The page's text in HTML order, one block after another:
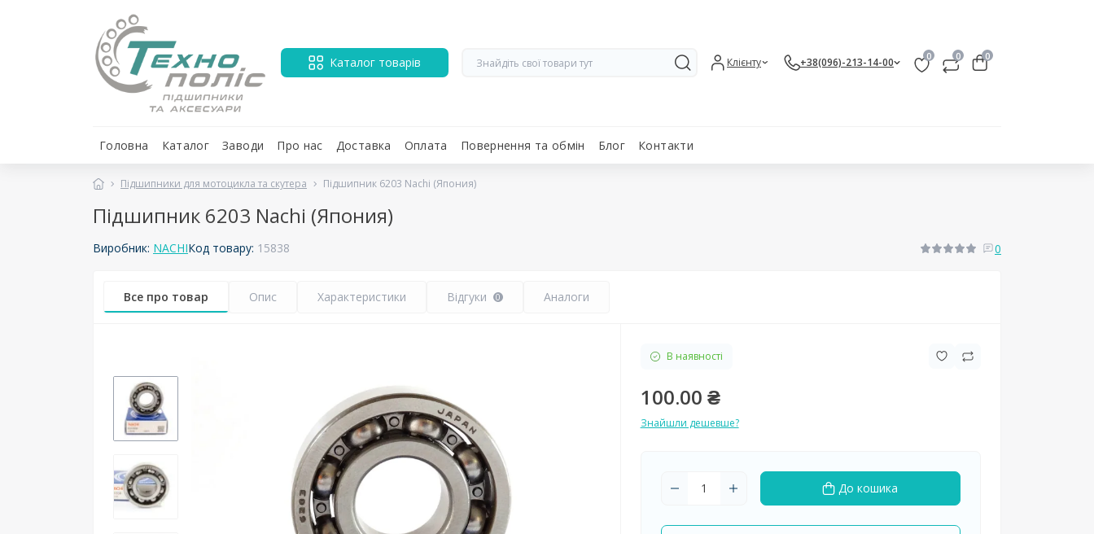
Каталог товарів Клієнту +38(096)-213-14-00 0 0 0
Головна Каталог Заводи Про нас Доставка Оплата Повернення та обмін Блог Контакти
Підшипники для мотоцикла та скутера Підшипник 6203 Nachi (Япония)
Підшипник 6203 Nachi (Япония)
Виробник: NACHIКод товару: 15838 0
Все про товар Опис Характеристики Відгуки 0 Аналоги
В наявності
100.00 ₴
Знайшли дешевше?
До кошика